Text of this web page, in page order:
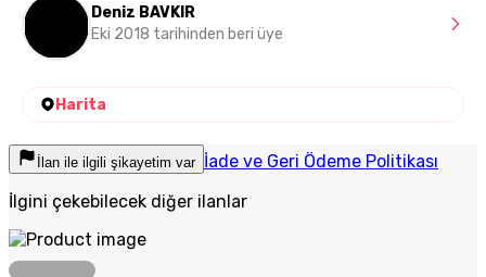
Deniz BAVKIR
Eki 2018 tarihinden beri üye
Harita
İlan ile ilgili şikayetim var İade ve Geri Ödeme Politikası
İlgini çekebilecek diğer ilanlar